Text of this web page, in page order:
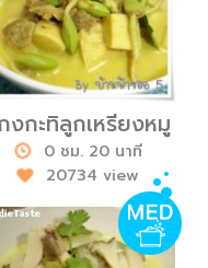
งกะทิลูกเหรียงหมู
0 ชม. 20 นาที
20734 view